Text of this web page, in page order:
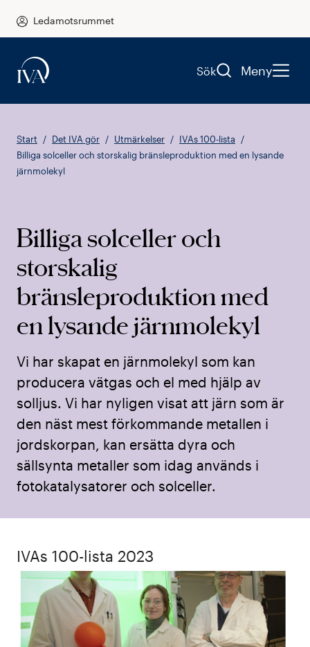
Ledamotsrummet
Sök Meny
Start Det IVA gör Utmärkelser
IVAs 100-lista
Billiga solceller och storskalig bränsleproduktion med en lysande
järnmolekyl
Billiga solceller och
storskalig
bränsleproduktion med
en lysande järnmolekyl
Vi har skapat en järnmolekyl som kan
producera vätgas och el med hjälp av
solljus. Vi har nyligen visat att järn som är
den näst mest förkommande metallen i
jordskorpan, kan ersätta dyra och
sällsynta metaller som idag används i
fotokatalysatorer och solceller.
IVAs 100-lista 2023